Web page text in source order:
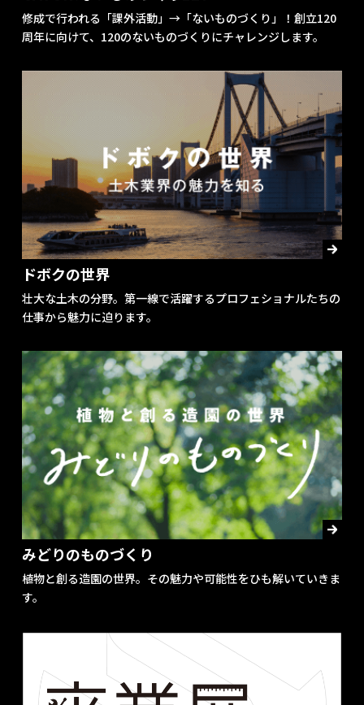
修成で⾏われる「課外活動」→「ないものづくり」！創⽴120
周年に向けて、120のないものづくりにチャレンジします。
ドボクの世界
壮大な土木の分野。第一線で活躍するプロフェショナルたちの
仕事から魅力に迫ります。
みどりのものづくり
植物と創る造園の世界。その魅力や可能性をひも解いていきま
す。